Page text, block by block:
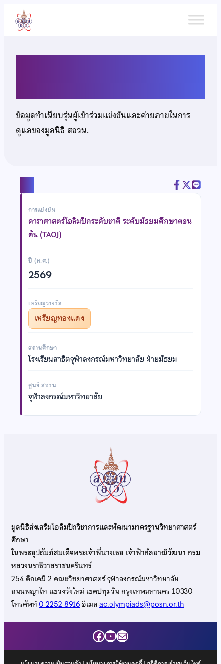
เนื้อหา
ข้อมูลทำเนียบรุ่นผู้เข้าร่วมแข่งขันและค่ายภายในการ
ดูแลของมูลนิธิ สอวน.
การแข่งขัน
ดาราศาสตร์โอลิมปิกระดับชาติ ระดับมัธยมศึกษาตอน
ต้น (TAOJ)
ปี (พ.ศ.)
2569
เหรียญรางวัล
เหรียญทองแดง
สถานศึกษา
โรงเรียนสาธิตจุฬาลงกรณ์มหาวิทยาลัย ฝ่ายมัธยม
ศูนย์ สอวน.
จุฬาลงกรณ์มหาวิทยาลัย
มูลนิธิส่งเสริมโอลิมปิกวิชาการและพัฒนามาตรฐานวิทยาศาสตร์
ศึกษา
ในพระอุปถัมภ์สมเด็จพระเจ้าพี่นางเธอ เจ้าฟ้ากัลยาณิวัฒนา กรม
หลวงนราธิวาสราชนครินทร์
254 ตึกเคมี 2 คณะวิทยาศาสตร์ จุฬาลงกรณ์มหาวิทยาลัย
ถนนพญาไท แขวงวังใหม่ เขตปทุมวัน กรุงเทพมหานคร 10330
โทรศัพท์0 2252 8916อีเมลac.olympiads@posn.or.th
Facebook
YouTube
Mail